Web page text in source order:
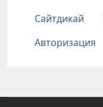
Подвал
Сайтдикай
Авторизация